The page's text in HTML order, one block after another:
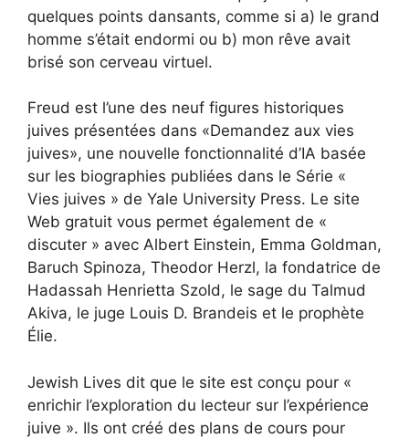
quelques points dansants, comme si a) le grand
homme s’était endormi ou b) mon rêve avait
brisé son cerveau virtuel.
Freud est l’une des neuf figures historiques
juives présentées dans «Demandez aux vies
juives», une nouvelle fonctionnalité d’IA basée
sur les biographies publiées dans le Série «
Vies juives » de Yale University Press. Le site
Web gratuit vous permet également de «
discuter » avec Albert Einstein, Emma Goldman,
Baruch Spinoza, Theodor Herzl, la fondatrice de
Hadassah Henrietta Szold, le sage du Talmud
Akiva, le juge Louis D. Brandeis et le prophète
Élie.
Jewish Lives dit que le site est conçu pour «
enrichir l’exploration du lecteur sur l’expérience
juive ». Ils ont créé des plans de cours pour